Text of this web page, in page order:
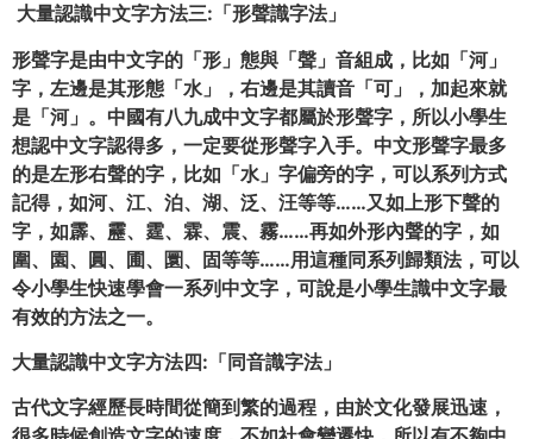
大量認識中文字方法三:「形聲識字法」
形聲字是由中文字的「形」態與「聲」音組成，比如「河」
字，左邊是其形態「水」，右邊是其讀音「可」，加起來就
是「河」。中國有八九成中文字都屬於形聲字，所以小學生
想認中文字認得多，一定要從形聲字入手。 中文形聲字最多
的是左形右聲的字，比如「水」字偏旁的字，可以系列方式
記得，如河、江、泊、湖、泛、汪等等……又如上形下聲的
字，如霹、靂、霆、霖、震、霧……再如外形內聲的字，如
圍、園、圓、圃、圜、固等等……用這種同系列歸類法，可以
令小學生快速學會一系列中文字，可說是小學生識中文字最
有效的方法之一。
大量認識中文字方法四:「同音識字法」
古代文字經歷長時間從簡到繁的過程，由於文化發展迅速，